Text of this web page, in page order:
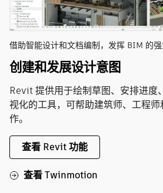
借助智能设计和文档编制，发挥 BIM 的强
创建和发展设计意图
Revit 提供用于绘制草图、安排进度
视化的工具，可帮助建筑师、工程
作。
查看 Revit 功能
查看 Twinmotion